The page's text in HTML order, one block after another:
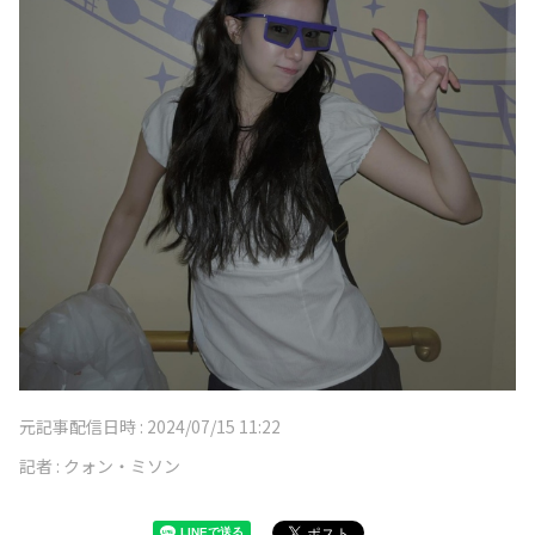
元記事配信日時 : 2024/07/15 11:22
記者 : クォン・ミソン